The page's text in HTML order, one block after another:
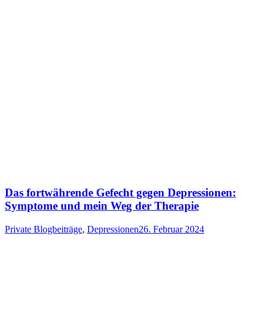
Das fortwährende Gefecht gegen Depressionen:
Symptome und mein Weg der Therapie
Private Blogbeiträge, Depressionen26. Februar 2024